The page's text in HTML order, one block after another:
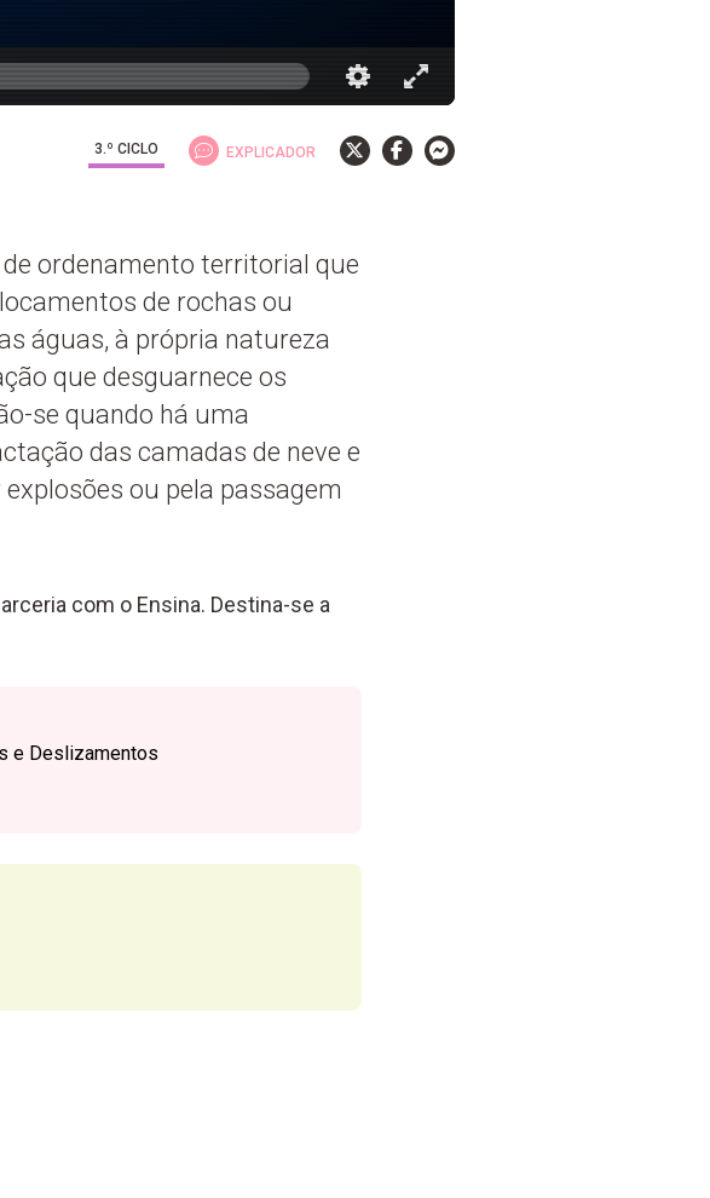
3.º CICLO EXPLICADOR
ordenamento territorial que
de rochas ou
águas, à própria natureza
que desguarnece os
se quando há uma
das camadas de neve e
ou pela passagem
com o Ensina. Destina-se a
e Deslizamentos